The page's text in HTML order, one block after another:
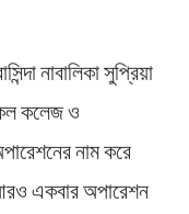
নাবালিকা সুপ্রিয়া
কলেজ ও
নাম করে
একবার অপারেশন